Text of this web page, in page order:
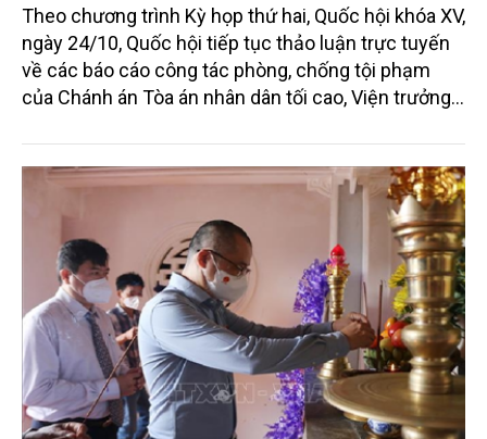
Theo chương trình Kỳ họp thứ hai, Quốc hội khóa XV,
ngày 24/10, Quốc hội tiếp tục thảo luận trực tuyến
về các báo cáo công tác phòng, chống tội phạm
của Chánh án Tòa án nhân dân tối cao, Viện trưởng
chống tội phạm và vi phạm pháp luật; công tác thi
hành án; công tác phòng chống tham nhũng năm